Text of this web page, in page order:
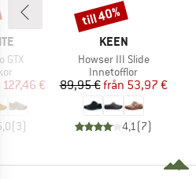
GTX
pris
127,46 €
(3)
VARUMÄRKE
KEEN
Produkter
Howser III Slide
Produktgrupp
Innetofflor
Pris
89,95 € Reducerat pris
från 53,97 €
4,1(7)
Rabatt
till 40%